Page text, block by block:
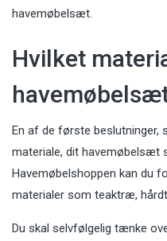
havemøbelsæt.
Hvilket
En af de første beslutninger,
materiale, dit havemøbelsæt
Havemøbelshoppen kan du
materialer som teaktræ,
Du skal selvfølgelig tænke